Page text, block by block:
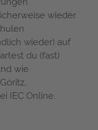
wieder
wieder) auf
du (fast)
wie
IEC Online.